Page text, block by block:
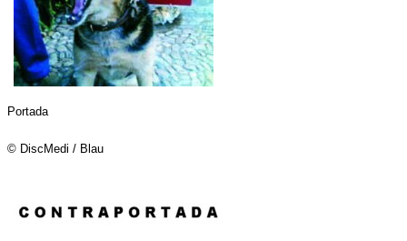
Portada
© DiscMedi / Blau